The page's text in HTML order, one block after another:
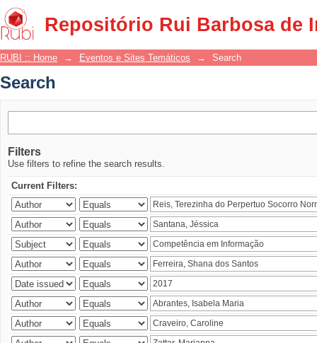
Repositório Rui Barbosa de
Search
RUBI :: Home → Eventos e Sites Temáticos → Search
Search
Filters
Use filters to refine the search results.
Current Filters: